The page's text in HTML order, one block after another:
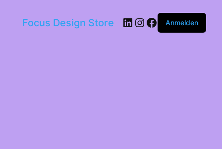
Focus Design Store LinkedIn
Instagram
Facebook
Anmelden